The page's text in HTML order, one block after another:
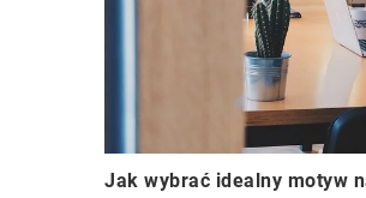
Jak wybrać idealny motyw